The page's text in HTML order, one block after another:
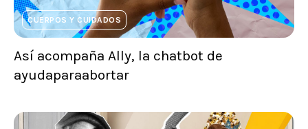
CUERPOS Y CUIDADOS
Así acompaña Ally, la chatbot de
ayudaparaabortar